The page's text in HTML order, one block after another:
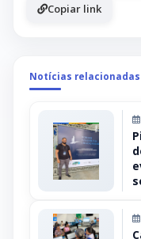
Copiar link
Notícias relacionadas